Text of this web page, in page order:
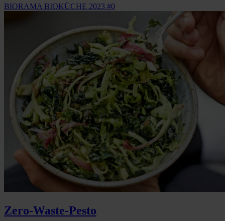
BIORAMA BIOKÜCHE 2023 #0
Zero-Waste-Pesto